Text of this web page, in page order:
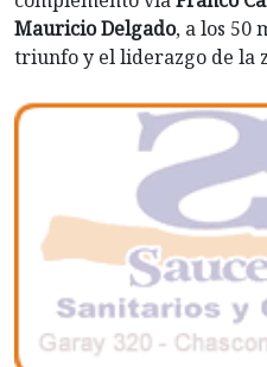
Mauricio Delgado, a los 50
triunfo y el liderazgo de la